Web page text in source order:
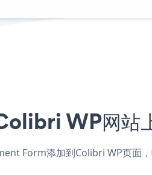
WP网站
Form添加到Colibri WP页面